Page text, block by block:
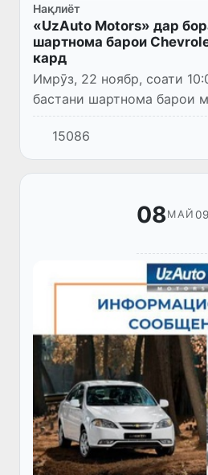
Нақлиёт
«UzAuto Motors» дар
шартнома барои
кард
Имрӯз, 22 ноябр, соати
бастани шартнома барои
Chevrolet Cobalt дар
AT PLUS ва GX-MIDNIGHT
Дар ин бора «UzAuto
15086
08МАЙ